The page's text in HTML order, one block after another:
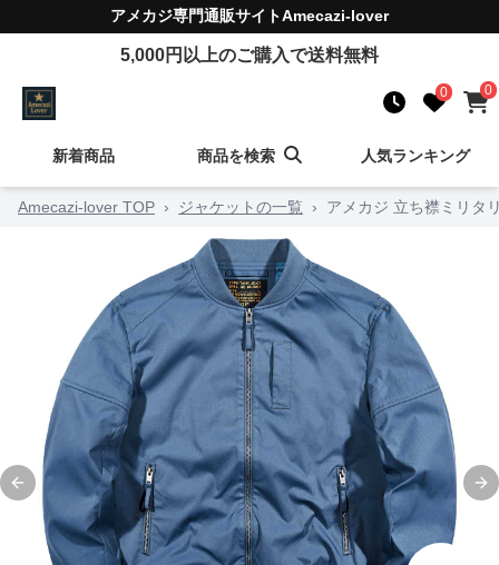
アメカジ専門通販サイトAmecazi-lover
5,000円以上のご購入で送料無料
0 0
新着商品 商品を検索 人気ランキング
Amecazi-lover TOP › ジャケットの一覧 › アメカジ 立ち襟ミリタ
Previous slide